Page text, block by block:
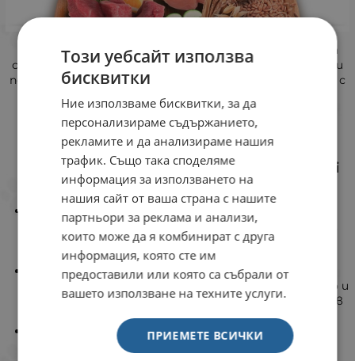
N&D Tropical Medium/Maxi Adult е висококачествена
суха храна, предназначена за кучета от средни и едри
породи на възраст над 1 година. Уникалната формула с
агнешко месо, спелта, овесени ядки и тропически
плодове осигурява балансирано хранене, което
подпомага цялостното здраве на вашия домашен
любимец.
Предимства на N&D Tropical Medium/Maxi
Adult:
Високо съдържание на животински протеини:
90% от протеините са от животински произход,
подпомагащи мускулния тонус и енергията на
кучето.
Агнешко месо:Богато на есенциални мастни
киселини, с балансирано съотношение между месо и
мазнини. Агнетата са хранени с трева на пасища в
Нова Зеландия, без антибиотици и хормони.
Древни зърнени култури:Спелта и овес с нисък
гликемичен индекс за стабилни енергийни нива и
Този уебсайт използва
бисквитки
Ние използваме бисквитки, за да
персонализираме съдържанието,
рекламите и да анализираме нашия
трафик. Също така споделяме
информация за използването на
нашия сайт от ваша страна с нашите
партньори за реклама и анализи,
които може да я комбинират с друга
информация, която сте им
предоставили или която са събрали от
вашето използване на техните услуги.
ПРИЕМЕТЕ ВСИЧКИ